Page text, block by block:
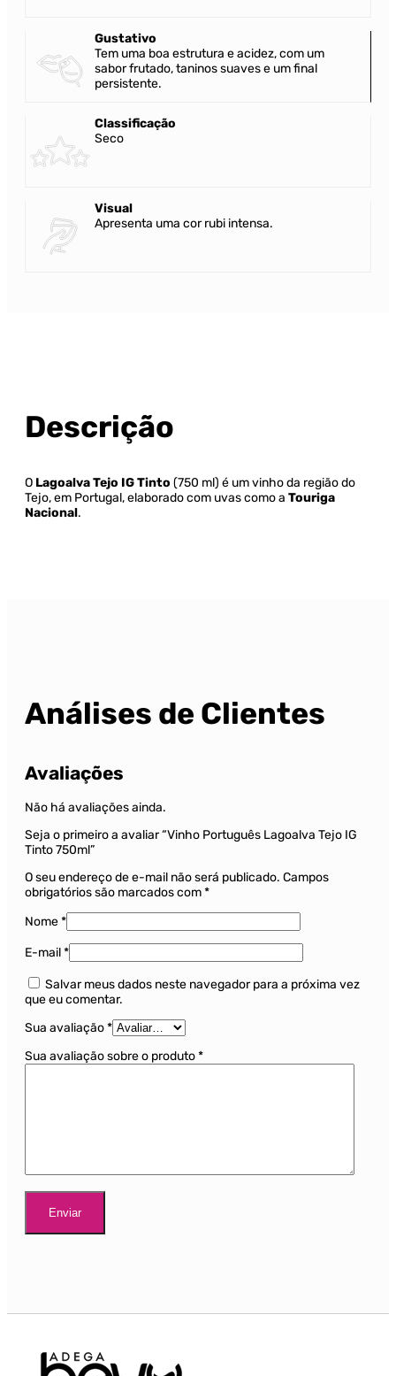
Gustativo
Tem uma boa estrutura e acidez, com um
sabor frutado, taninos suaves e um final
persistente.
Classificação
Seco
Visual
Apresenta uma cor rubi intensa.
Descrição
O Lagoalva Tejo IG Tinto (750 ml) é um vinho da região do
Tejo, em Portugal, elaborado com uvas como a Touriga
Nacional.
Análises de Clientes
Avaliações
Não há avaliações ainda.
Seja o primeiro a avaliar “Vinho Português Lagoalva Tejo IG
Tinto 750ml”
O seu endereço de e-mail não será publicado. Campos
obrigatórios são marcados com*
Nome*
E-mail*
Salvar meus dados neste navegador para a próxima vez
que eu comentar.
Sua avaliação*
Sua avaliação sobre o produto*